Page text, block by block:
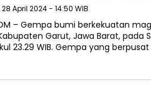
April 2024 - 14:50 WIB
– Gempa bumi berkekuatan
Garut, Jawa Barat, pada
23.29 WIB. Gempa yang